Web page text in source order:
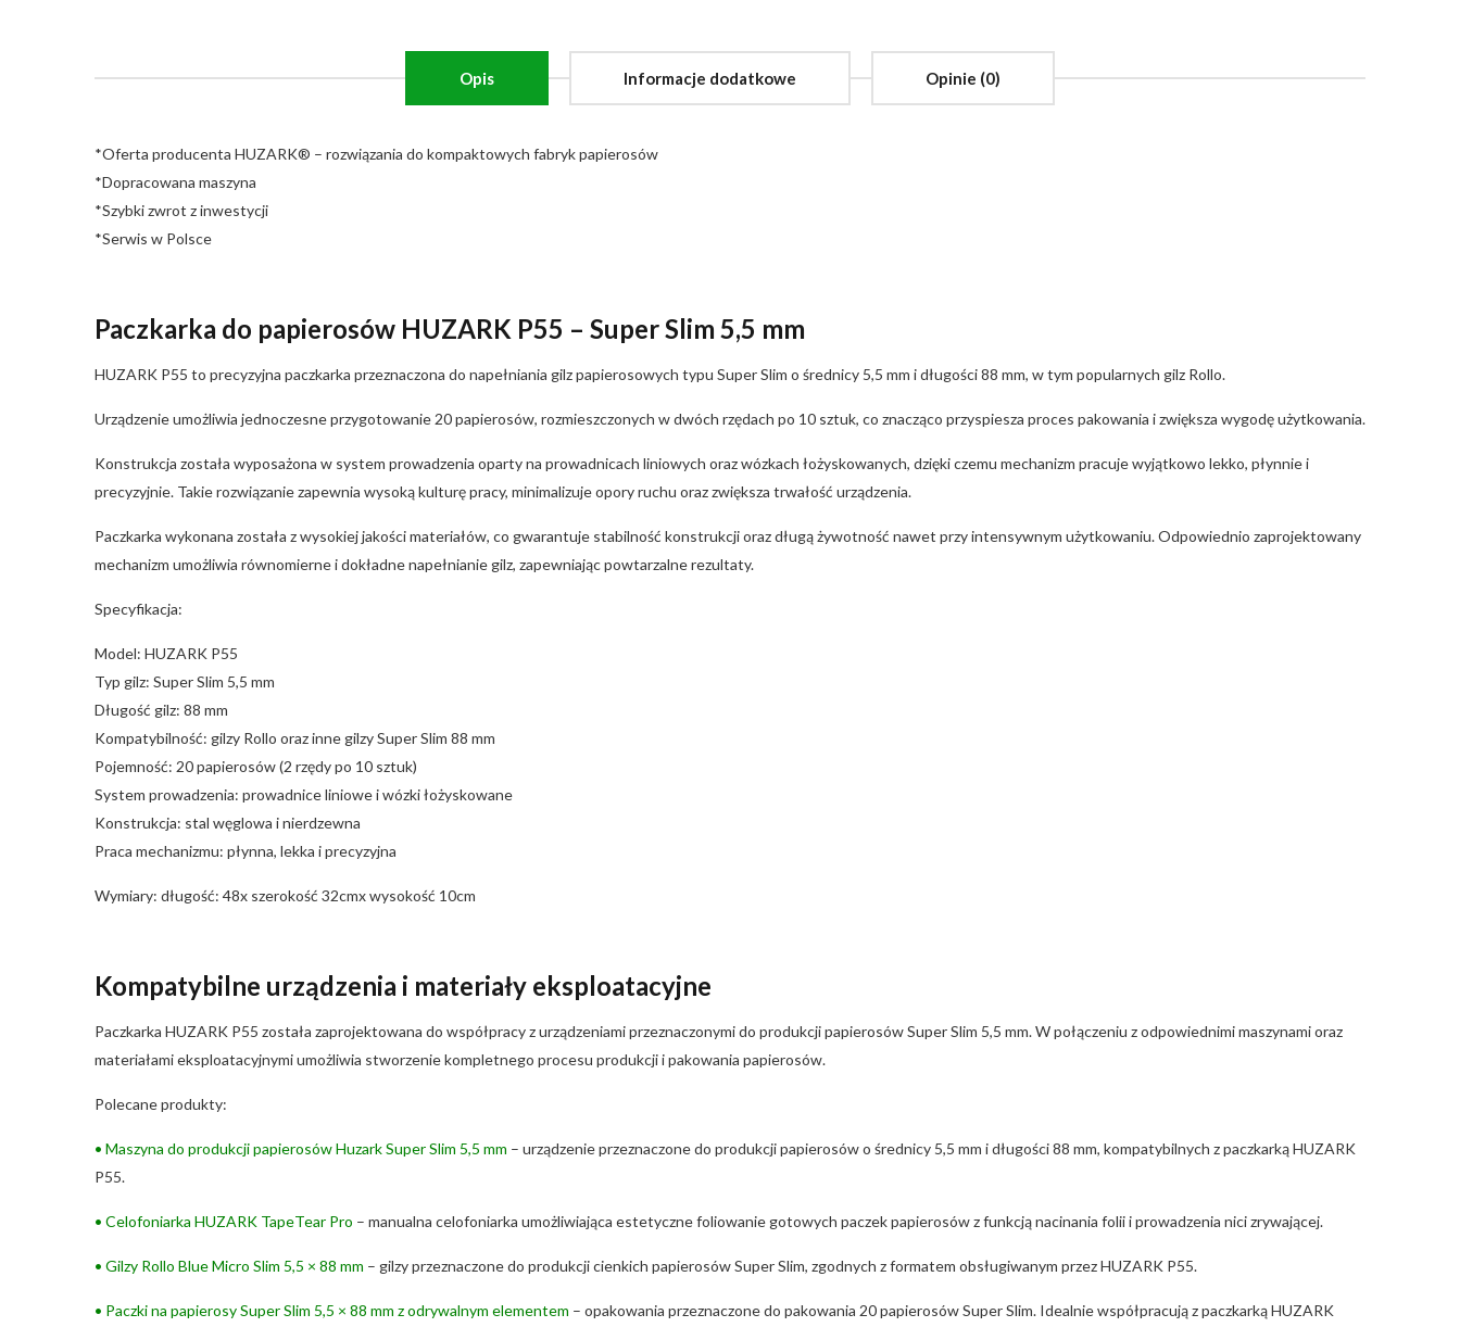
Opis Informacje dodatkowe Opinie (0)
*Oferta producenta HUZARK® – rozwiązania do kompaktowych fabryk papierosów
*Dopracowana maszyna
*Szybki zwrot z inwestycji
*Serwis w Polsce
Paczkarka do papierosów HUZARK P55 – Super Slim 5,5 mm
HUZARK P55 to precyzyjna paczkarka przeznaczona do napełniania gilz papierosowych typu Super Slim o średnicy 5,5 mm i długości 88 mm, w tym popularnych gilz Rollo.
Urządzenie umożliwia jednoczesne przygotowanie 20 papierosów, rozmieszczonych w dwóch rzędach po 10 sztuk, co znacząco przyspiesza proces pakowania i zwiększa wygodę użytkowania.
Konstrukcja została wyposażona w system prowadzenia oparty na prowadnicach liniowych oraz wózkach łożyskowanych, dzięki czemu mechanizm pracuje wyjątkowo lekko, płynnie i
precyzyjnie. Takie rozwiązanie zapewnia wysoką kulturę pracy, minimalizuje opory ruchu oraz zwiększa trwałość urządzenia.
Paczkarka wykonana została z wysokiej jakości materiałów, co gwarantuje stabilność konstrukcji oraz długą żywotność nawet przy intensywnym użytkowaniu. Odpowiednio zaprojektowany
mechanizm umożliwia równomierne i dokładne napełnianie gilz, zapewniając powtarzalne rezultaty.
Specyfikacja:
Model: HUZARK P55
Typ gilz: Super Slim 5,5 mm
Długość gilz: 88 mm
Kompatybilność: gilzy Rollo oraz inne gilzy Super Slim 88 mm
Pojemność: 20 papierosów (2 rzędy po 10 sztuk)
System prowadzenia: prowadnice liniowe i wózki łożyskowane
Konstrukcja: stal węglowa i nierdzewna
Praca mechanizmu: płynna, lekka i precyzyjna
Wymiary: długość: 48x szerokość 32cmx wysokość 10cm
Kompatybilne urządzenia i materiały eksploatacyjne
Paczkarka HUZARK P55 została zaprojektowana do współpracy z urządzeniami przeznaczonymi do produkcji papierosów Super Slim 5,5 mm. W połączeniu z odpowiednimi maszynami oraz
materiałami eksploatacyjnymi umożliwia stworzenie kompletnego procesu produkcji i pakowania papierosów.
Polecane produkty:
• Maszyna do produkcji papierosów Huzark Super Slim 5,5 mm – urządzenie przeznaczone do produkcji papierosów o średnicy 5,5 mm i długości 88 mm, kompatybilnych z paczkarką HUZARK
P55.
• Celofoniarka HUZARK TapeTear Pro – manualna celofoniarka umożliwiająca estetyczne foliowanie gotowych paczek papierosów z funkcją nacinania folii i prowadzenia nici zrywającej.
• Gilzy Rollo Blue Micro Slim 5,5 × 88 mm – gilzy przeznaczone do produkcji cienkich papierosów Super Slim, zgodnych z formatem obsługiwanym przez HUZARK P55.
• Paczki na papierosy Super Slim 5,5 × 88 mm z odrywalnym elementem – opakowania przeznaczone do pakowania 20 papierosów Super Slim. Idealnie współpracują z paczkarką HUZARK